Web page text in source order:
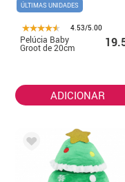
ÚLTIMAS UNIDADES
4.53/5.00
Pelúcia Baby
Groot de 20cm
ADICIONAR